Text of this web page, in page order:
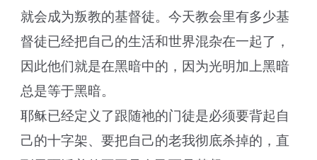
就会成为叛教的基督徒。今天教会里有多少基
督徒已经把自己的生活和世界混杂在一起了，
因此他们就是在黑暗中的，因为光明加上黑暗
总是等于黑暗。
耶稣已经定义了跟随祂的门徒是必须要背起自
己的十字架、要把自己的老我彻底杀掉的，直